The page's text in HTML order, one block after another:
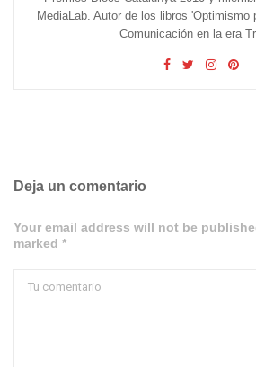
MediaLab. Autor de los libros 'Optimismo
Comunicación en la era
Deja un comentario
Your email address will not be
marked *